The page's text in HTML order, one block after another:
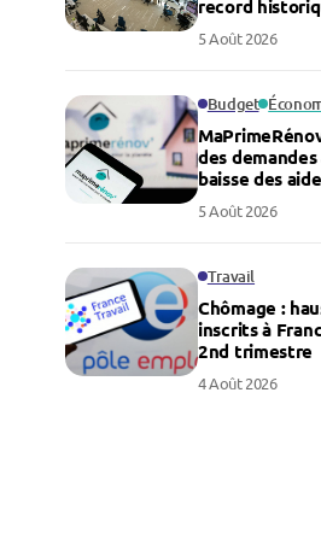
record
5 Août 2026
Budget
des
baisse des
5 Août 2026
Travail
Chômage :
inscrits à
2nd trimestre
4 Août 2026